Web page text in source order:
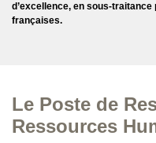
d’excellence, en sous-
françaises.
Le Poste de
Ressources